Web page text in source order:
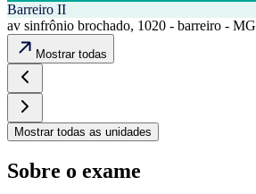
Barreiro II
av sinfrônio brochado, 1020 - barreiro - MG
Mostrar todas
Mostrar todas as unidades
Sobre o exame